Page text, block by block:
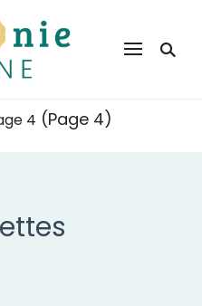
4 (Page 4)